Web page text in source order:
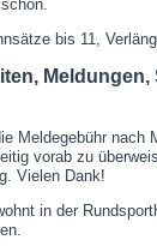
bis 11,
Meldegebühr nach
vorab zu
Vielen Dank!
in der